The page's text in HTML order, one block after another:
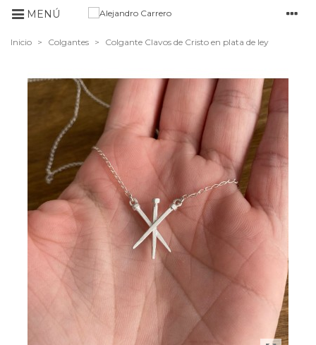
MENÚ
Inicio > Colgantes > Colgante Clavos de Cristo en plata de ley